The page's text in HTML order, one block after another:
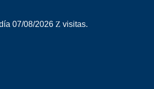
07/08/2026 visitas.